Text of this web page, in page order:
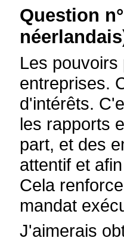
Question
Les
entreprises.
d'intérêts.
les rapports
part, et des
attentif et
Cela
mandat
J'aimerais